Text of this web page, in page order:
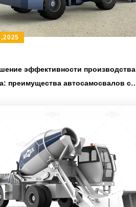
эффективности производства
преимущества автосамосвалов с